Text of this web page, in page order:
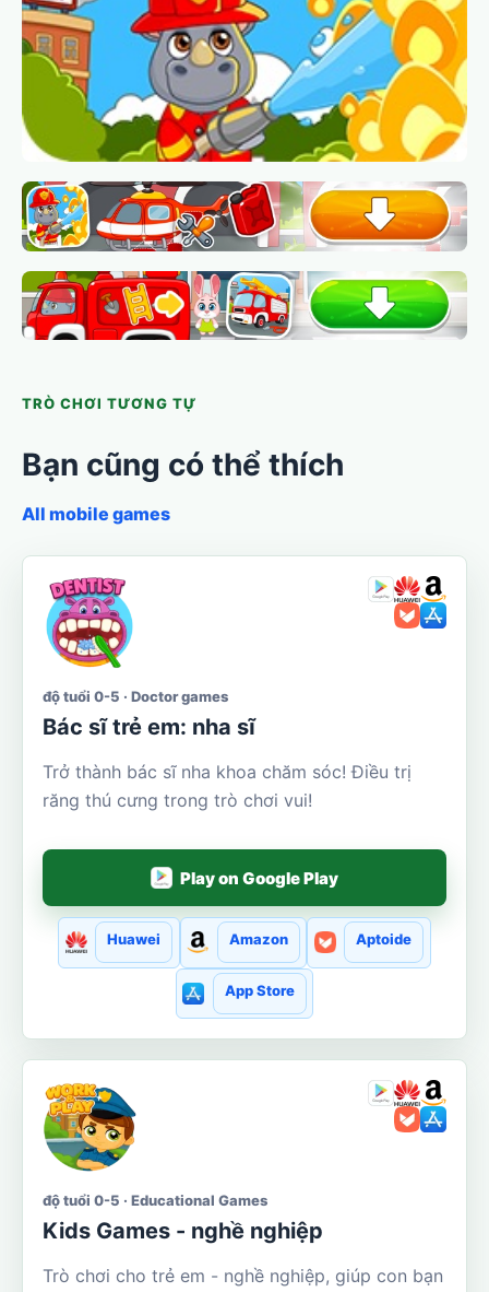
TRÒ CHƠI TƯƠNG TỰ
Bạn cũng có thể thích
All mobile games
độ tuổi 0-5 · Doctor games
Bác sĩ trẻ em: nha sĩ
Trở thành bác sĩ nha khoa chăm sóc! Điều trị
răng thú cưng trong trò chơi vui!
Play on Google Play
Huawei Amazon Aptoide
App Store
độ tuổi 0-5 · Educational Games
Kids Games - nghề nghiệp
Trò chơi cho trẻ em - nghề nghiệp, giúp con bạn